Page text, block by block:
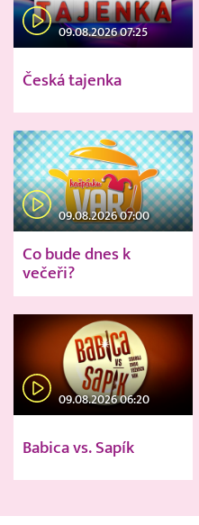
09.08.2026 07:25
Česká tajenka
09.08.2026 07:00
Co bude dnes k
večeři?
09.08.2026 06:20
Babica vs. Sapík